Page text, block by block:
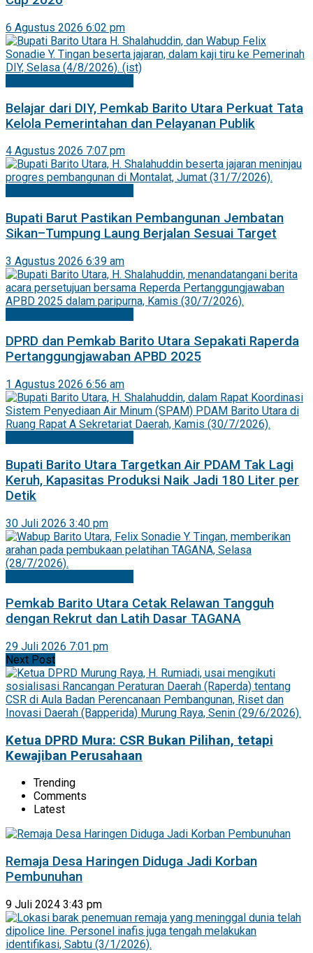
6 Agustus 2026 6:02 pm
Belajar dari DIY, Pemkab Barito Utara Perkuat Tata
Kelola Pemerintahan dan Pelayanan Publik
4 Agustus 2026 7:07 pm
Bupati Barut Pastikan Pembangunan Jembatan
Sikan–Tumpung Laung Berjalan Sesuai Target
3 Agustus 2026 6:39 am
DPRD dan Pemkab Barito Utara Sepakati Raperda
Pertanggungjawaban APBD 2025
1 Agustus 2026 6:56 am
Bupati Barito Utara Targetkan Air PDAM Tak Lagi
Keruh, Kapasitas Produksi Naik Jadi 180 Liter per
Detik
30 Juli 2026 3:40 pm
Pemkab Barito Utara Cetak Relawan Tangguh
dengan Rekrut dan Latih Dasar TAGANA
29 Juli 2026 7:01 pm
Next Post
Ketua DPRD Mura: CSR Bukan Pilihan, tetapi
Kewajiban Perusahaan
Trending
Comments
Latest
Remaja Desa Haringen Diduga Jadi Korban
Pembunuhan
9 Juli 2024 3:43 pm